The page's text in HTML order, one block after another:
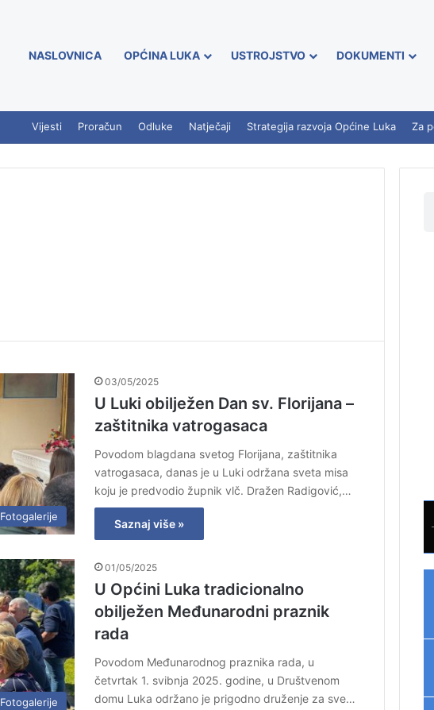
NASLOVNICA OPĆINA LUKA USTROJSTVO DOKUMENTI
Vijesti Proračun Odluke Natječaji Strategija razvoja Općine Luka Za
Fotogalerije
03/05/2025
U Luki obilježen Dan sv. Florijana –
zaštitnika vatrogasaca
Povodom blagdana svetog Florijana, zaštitnika
vatrogasaca, danas je u Luki održana sveta misa
koju je predvodio župnik vlč. Dražen Radigović,…
Saznaj više »
Fotogalerije
01/05/2025
U Općini Luka tradicionalno
obilježen Međunarodni praznik
rada
Povodom Međunarodnog praznika rada, u
četvrtak 1. svibnja 2025. godine, u Društvenom
domu Luka održano je prigodno druženje za sve…